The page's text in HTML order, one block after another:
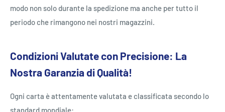
modo non solo durante la spedizione ma anche per tutto il
periodo che rimangono nei nostri magazzini.
Condizioni Valutate con Precisione: La
Nostra Garanzia di Qualità!
Ogni carta è attentamente valutata e classificata secondo lo
standard mondiale: